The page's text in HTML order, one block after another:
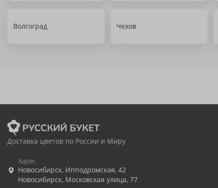
Волгоград Чехов
Доставка цветов по России и Миру
Адрес
Новосибирск, Ипподромская, 42
Новосибирск, Московская улица, 77